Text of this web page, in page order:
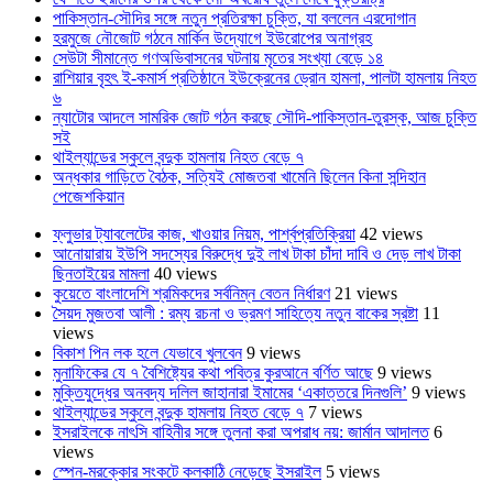
পাকিস্তান-সৌদির সঙ্গে নতুন প্রতিরক্ষা চুক্তি, যা বললেন এরদোগান
হরমুজে নৌজোট গঠনে মার্কিন উদ্যোগে ইউরোপের অনাগ্রহ
সেউটা সীমান্তে গণঅভিবাসনের ঘটনায় মৃতের সংখ্যা বেড়ে ১৪
রাশিয়ার বৃহৎ ই-কমার্স প্রতিষ্ঠানে ইউক্রেনের ড্রোন হামলা, পালটা হামলায় নিহত
৬
ন্যাটোর আদলে সামরিক জোট গঠন করছে সৌদি-পাকিস্তান-তুরস্ক, আজ চুক্তি
সই
থাইল্যান্ডের স্কুলে বন্দুক হামলায় নিহত বেড়ে ৭
অন্ধকার গাড়িতে বৈঠক, সত্যিই মোজতবা খামেনি ছিলেন কিনা সন্দিহান
পেজেশকিয়ান
ফ্লুভার ট্যাবলেটের কাজ, খাওয়ার নিয়ম, পার্শ্বপ্রতিক্রিয়া 42 views
আনোয়ারায় ইউপি সদস্যের বিরুদ্ধে দুই লাখ টাকা চাঁদা দাবি ও দেড় লাখ টাকা
ছিনতাইয়ের মামলা 40 views
কুয়েতে বাংলাদেশি শ্রমিকদের সর্বনিম্ন বেতন নির্ধারণ 21 views
সৈয়দ মুজতবা আলী : রম্য রচনা ও ভ্রমণ সাহিত্যে নতুন বাকের স্রষ্টা 11
views
বিকাশ পিন লক হলে যেভাবে খুলবেন 9 views
মুনাফিকের যে ৭ বৈশিষ্ট্যের কথা পবিত্র কুরআনে বর্ণিত আছে 9 views
মুক্তিযুদ্ধের অনবদ্য দলিল জাহানারা ইমামের ‘একাত্তরে দিনগুলি’ 9 views
থাইল্যান্ডের স্কুলে বন্দুক হামলায় নিহত বেড়ে ৭ 7 views
ইসরাইলকে নাৎসি বাহিনীর সঙ্গে তুলনা করা অপরাধ নয়: জার্মান আদালত 6
views
স্পেন-মরক্কোর সংকটে কলকাঠি নেড়েছে ইসরাইল 5 views